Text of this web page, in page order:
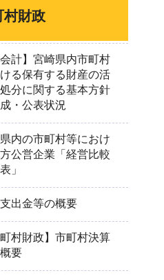
村財政
会計】宮崎県内市町村
る保有する財産の活
分に関する基本方針
・公表状況
内の市町村等におけ
公営企業「経営比較
」
出金等の概要
町村財政】市町村決算
要